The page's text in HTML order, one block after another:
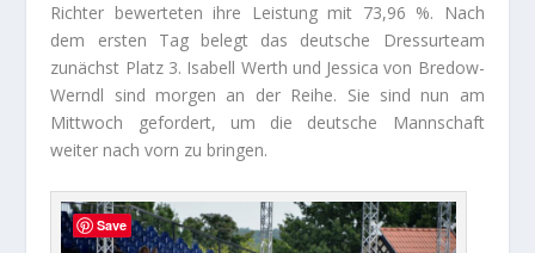
Richter bewerteten ihre Leistung mit 73,96 %. Nach
dem ersten Tag belegt das deutsche Dressurteam
zunächst Platz 3. Isabell Werth und Jessica von Bredow-
Werndl sind morgen an der Reihe. Sie sind nun am
Mittwoch gefordert, um die deutsche Mannschaft
weiter nach vorn zu bringen.
Save